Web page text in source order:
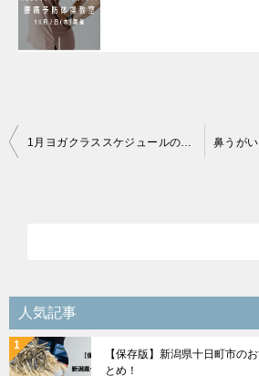
投
ョ
ン
1月ヨガクラススケジュールのお知らせ
人気記事
【保存版】新潟県十日町市の
とめ！